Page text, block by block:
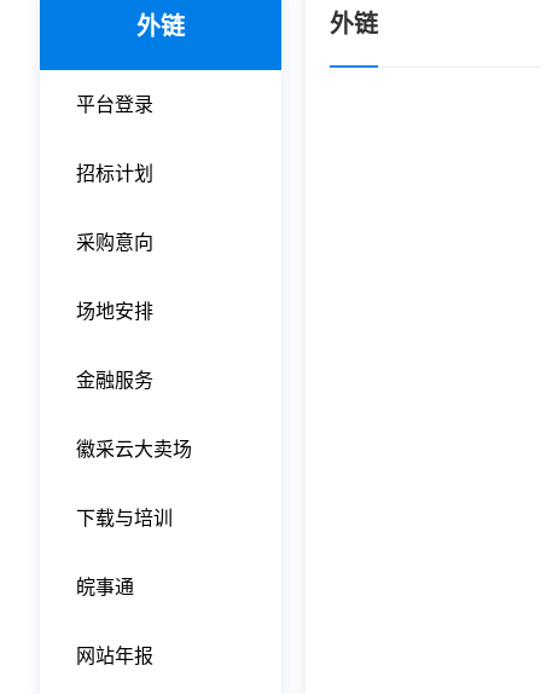
外链
平台登录
招标计划
采购意向
场地安排
金融服务
徽采云大卖场
下载与培训
皖事通
网站年报
外链